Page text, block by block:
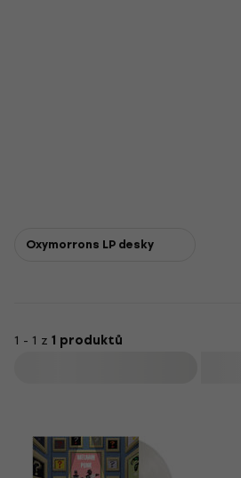
Oxymorrons LP desky
1 - 1 z 1 produktů